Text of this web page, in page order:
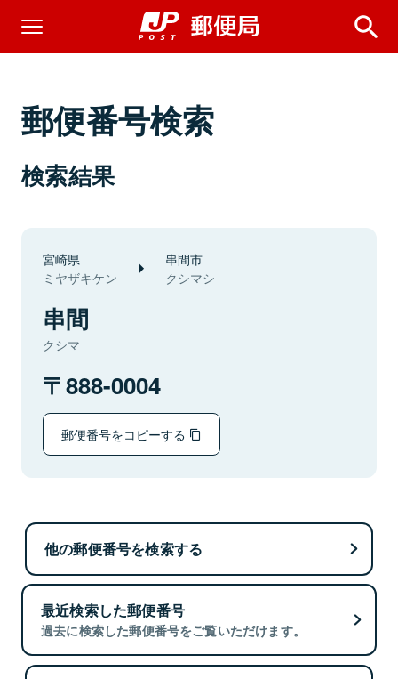
郵便番号検索
検索結果
宮崎県
ミヤザキケン
串間市
クシマシ
串間
クシマ
888-0004
郵便番号をコピーする
他の郵便番号を検索する
最近検索した郵便番号
過去に検索した郵便番号をご覧いただけます。